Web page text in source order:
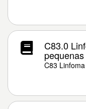
C83.0
C83